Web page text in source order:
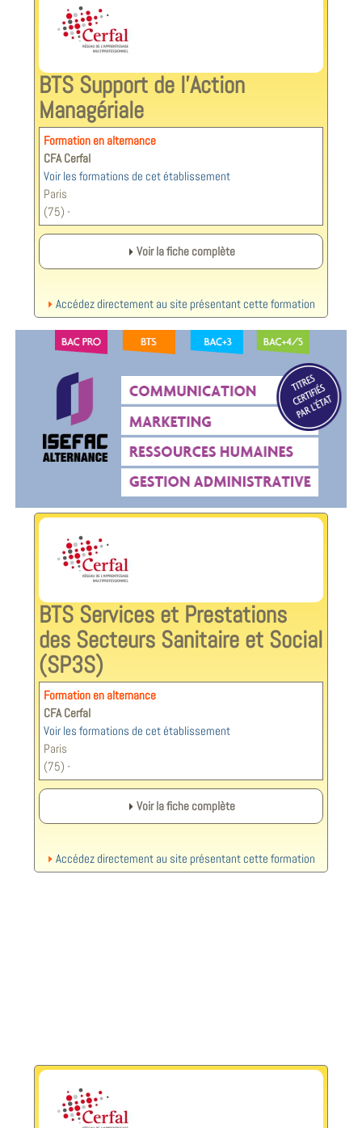
BTS Support de l'Action
Managériale
Formation en alternance
CFA Cerfal
Voir les formations de cet établissement
Paris
(75) -
Voir la fiche complète
Accédez directement au site présentant cette formation
BTS Services et Prestations
des Secteurs Sanitaire et Social
(SP3S)
Formation en alternance
CFA Cerfal
Voir les formations de cet établissement
Paris
(75) -
Voir la fiche complète
Accédez directement au site présentant cette formation